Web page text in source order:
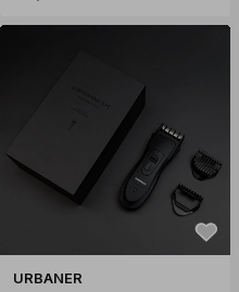
URBANER